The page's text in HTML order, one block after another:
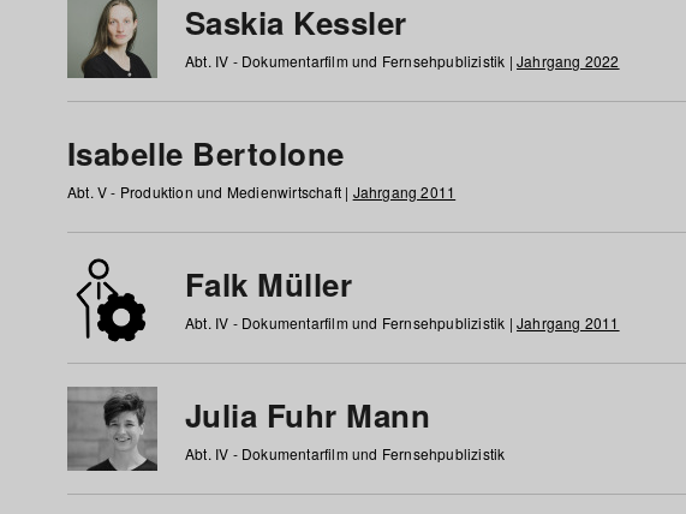
Saskia Kessler
Abt. IV - Dokumentarfilm und Fernsehpublizistik | Jahrgang 2022
Isabelle Bertolone
Abt. V - Produktion und Medienwirtschaft | Jahrgang 2011
Falk Müller
Abt. IV - Dokumentarfilm und Fernsehpublizistik | Jahrgang 2011
Julia Fuhr Mann
Abt. IV - Dokumentarfilm und Fernsehpublizistik